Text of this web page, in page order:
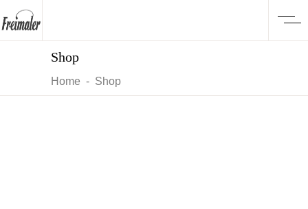
Shop
Home - Shop